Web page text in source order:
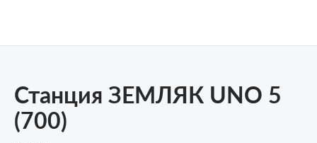
Станция ЗЕМЛЯК UNO 5
(700)